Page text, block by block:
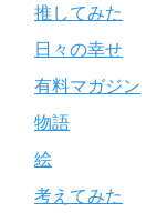
推してみた
日々の幸せ
有料マガジン
物語
絵
考えてみた